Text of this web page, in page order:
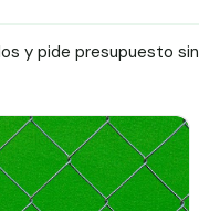
y pide presupuesto sin